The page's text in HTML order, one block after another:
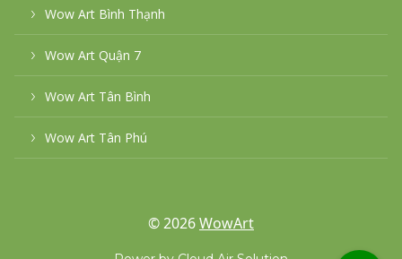
Wow Art Bình Thạnh
Wow Art Quận 7
Wow Art Tân Bình
Wow Art Tân Phú
© 2026WowArt